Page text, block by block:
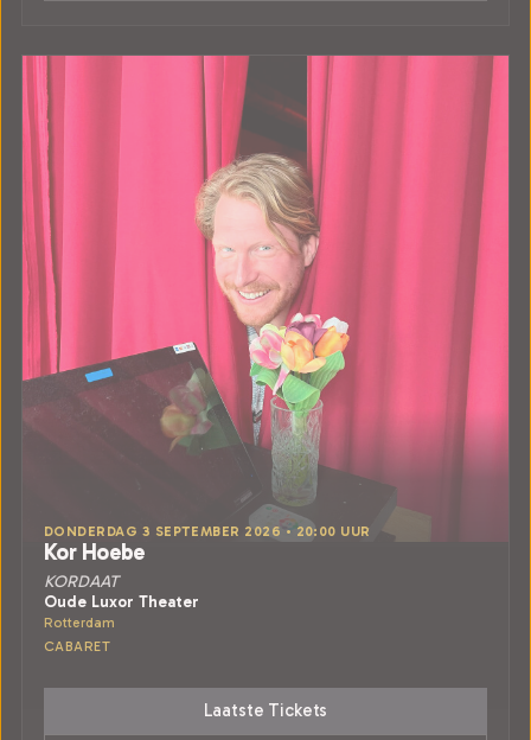
DONDERDAG 3 SEPTEMBER 2026 • 20:00 UUR
Kor Hoebe
KORDAAT
Oude Luxor Theater
Rotterdam
CABARET
Laatste Tickets